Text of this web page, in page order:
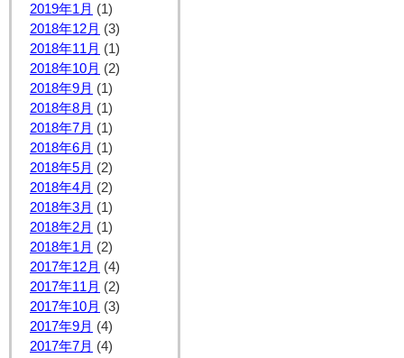
2019年1月 (1)
2018年12月 (3)
2018年11月 (1)
2018年10月 (2)
2018年9月 (1)
2018年8月 (1)
2018年7月 (1)
2018年6月 (1)
2018年5月 (2)
2018年4月 (2)
2018年3月 (1)
2018年2月 (1)
2018年1月 (2)
2017年12月 (4)
2017年11月 (2)
2017年10月 (3)
2017年9月 (4)
2017年7月 (4)